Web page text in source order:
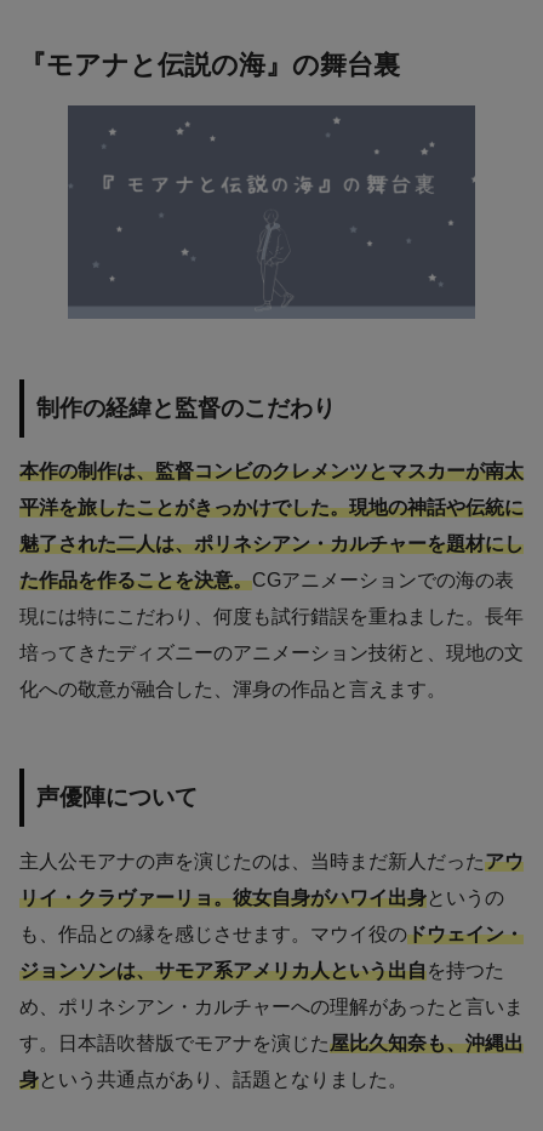
『モアナと伝説の海』の舞台裏
制作の経緯と監督のこだわり
本作の制作は、監督コンビのクレメンツとマスカーが南太
平洋を旅したことがきっかけでした。現地の神話や伝統に
魅了された二人は、ポリネシアン・カルチャーを題材にし
た作品を作ることを決意。CGアニメーションでの海の表
現には特にこだわり、何度も試行錯誤を重ねました。長年
培ってきたディズニーのアニメーション技術と、現地の文
化への敬意が融合した、渾身の作品と言えます。
声優陣について
主人公モアナの声を演じたのは、当時まだ新人だったアウ
リイ・クラヴァーリョ。彼女自身がハワイ出身というの
も、作品との縁を感じさせます。マウイ役のドウェイン・
ジョンソンは、サモア系アメリカ人という出自を持つた
め、ポリネシアン・カルチャーへの理解があったと言いま
す。日本語吹替版でモアナを演じた屋比久知奈も、沖縄出
身という共通点があり、話題となりました。